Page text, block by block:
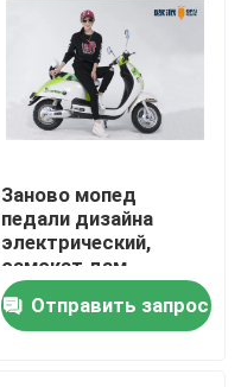
Заново мопед
педали дизайна
электрический,
самокат дам
электрический
долгосрочный
Отправить запрос